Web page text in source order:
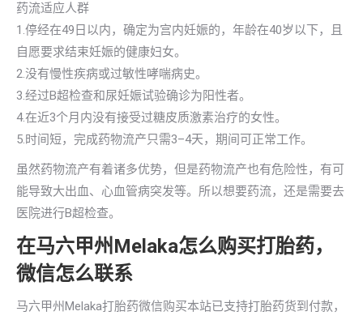
药流适应人群
1.停经在49日以内，确定为宫内妊娠的，年龄在40岁以下，且
自愿要求结束妊娠的健康妇女。
2.没有慢性疾病或过敏性哮喘病史。
3.经过B超检查和尿妊娠试验确诊为阳性者。
4.在近3个月内没有接受过糖皮质激素治疗的女性。
5.时间短，完成药物流产只需3–4天，期间可正常工作。
虽然药物流产有着诸多优势，但是药物流产也有危险性，有可
能导致大出血、心血管病突发等。所以想要药流，还是需要去
医院进行B超检查。
在马六甲州Melaka怎么购买打胎药，
微信怎么联系
马六甲州Melaka打胎药微信购买本站已支持打胎药货到付款，